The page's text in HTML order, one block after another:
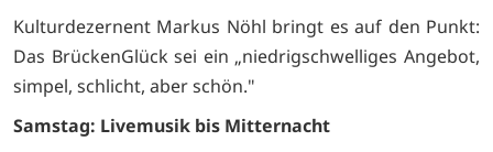
Kulturdezernent Markus Nöhl bringt es auf den Punkt:
Das BrückenGlück sei ein „niedrigschwelliges Angebot,
simpel, schlicht, aber schön."
Samstag: Livemusik bis Mitternacht